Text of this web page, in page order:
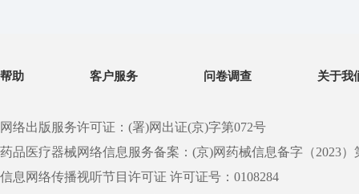
帮助 客户服务 问卷调查 关于我
网络出版服务许可证：(署)网出证(京)字第072号
药品医疗器械网络信息服务备案：(京)网药械信息备字（2023）
信息网络传播视听节目许可证 许可证号：0108284